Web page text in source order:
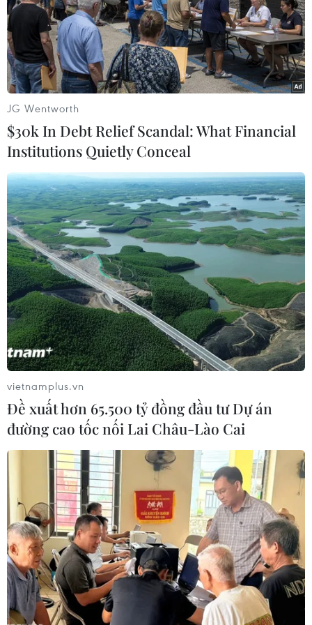
Nhu cầu trú ẩn hạ nhiệt đẩy giá vàng châu
Á đi xuống trong chiều 18/3
18/03/2022 10:11
Giá vàng giao ngay giảm 0,4% xuống 1.935,59
USD/ounce, vào lúc 14h27 (giờ Việt Nam) chiều 18/3;
giá vàng Mỹ giao kỳ hạn cũng giảm 0,5% xuống
1.933,80 USD/ounce.
Giá vàng thế giới 'lao dốc' nhanh nhất
trong 4 tháng qua
JG Wentworth
$30k In Debt Relief Scandal: What Financial
Institutions Quietly Conceal
vietnamplus.vn
Đề xuất hơn 65.500 tỷ đồng đầu tư Dự án
đường cao tốc nối Lai Châu-Lào Cai